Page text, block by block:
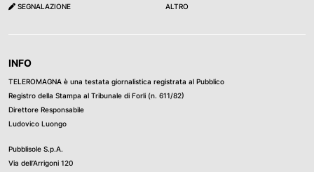
SEGNALAZIONE ALTRO
INFO
TELEROMAGNA è una testata giornalistica registrata al Pubblico
Registro della Stampa al Tribunale di Forli (n. 611/82)
Direttore Responsabile
Ludovico Luongo
Pubblisole S.p.A.
Via dell’Arrigoni 120